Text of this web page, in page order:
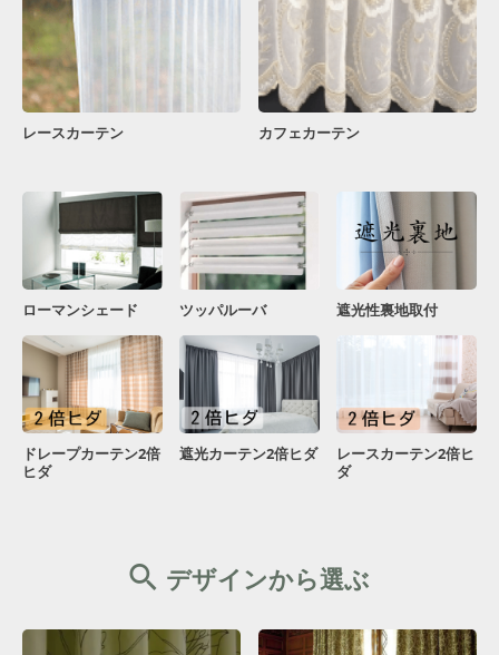
レースカーテン カフェカーテン
ローマンシェード ツッパルーバ 遮光性裏地取付
ドレープカーテン2倍
ヒダ
遮光カーテン2倍ヒダ
レースカーテン2倍ヒ
ダ
デザインから選ぶ